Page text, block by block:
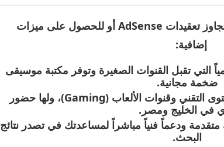
يلجأ الكثيرون لشركات الوساطة لتجاوز تعقيدات AdSense أو للحصول على ميزات
إضافية:
التي تقبل القنوات الصغيرة وتوفر مكتبة موسيقى
ضخمة مجانية.
خيار ممتاز للمحتوى التقني وقنوات الألعاب (Gaming)، ولها حضور
في الخليج ومصر.
متقدمة ودعماً فنياً مباشراً لمساعدتك في تصدر نتائج
البحث.